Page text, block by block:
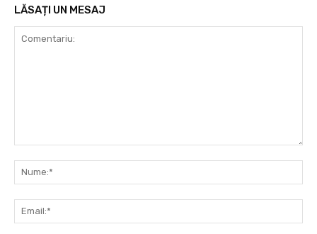
LĂSAȚI UN MESAJ